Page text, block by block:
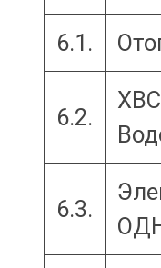
6.1.
6.2.
6.3.